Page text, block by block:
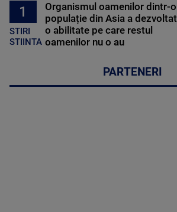
1
STIRI
STIINTA
Organismul oamenilor dintr-o
populație din Asia a dezvoltat
o abilitate pe care restul
oamenilor nu o au
PARTENERI